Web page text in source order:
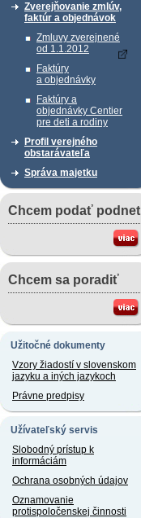
Zverejňovanie zmlúv,
faktúr a objednávok
Zmluvy zverejnené
od 1.1.2012
Faktúry
a objednávky
Faktúry a
objednávky Centier
pre deti a rodiny
Profil verejného
obstarávateľa
Správa majetku
Chcem podať podnet
Chcem sa poradiť
Užitočné dokumenty
Vzory žiadostí v slovenskom
jazyku a iných jazykoch
Právne predpisy
Užívateľský servis
Slobodný prístup k
informáciám
Ochrana osobných údajov
Oznamovanie
protispoločenskej činnosti